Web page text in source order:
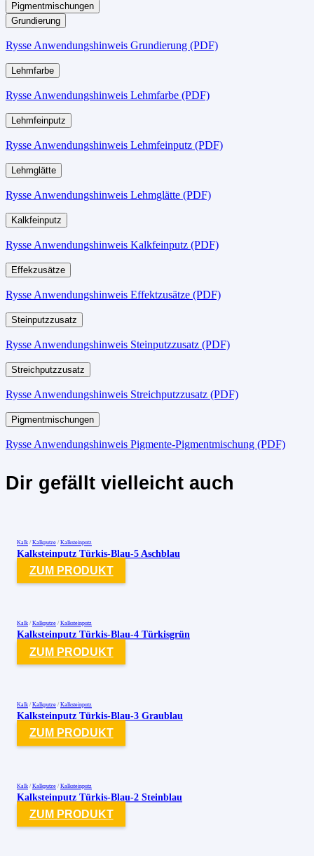
Pigmentmischungen
Grundierung
Rysse Anwendungshinweis Grundierung (PDF)
Lehmfarbe
Rysse Anwendungshinweis Lehmfarbe (PDF)
Lehmfeinputz
Rysse Anwendungshinweis Lehmfeinputz (PDF)
Lehmglätte
Rysse Anwendungshinweis Lehmglätte (PDF)
Kalkfeinputz
Rysse Anwendungshinweis Kalkfeinputz (PDF)
Effekzusätze
Rysse Anwendungshinweis Effektzusätze (PDF)
Steinputzzusatz
Rysse Anwendungshinweis Steinputzzusatz (PDF)
Streichputzzusatz
Rysse Anwendungshinweis Streichputzzusatz (PDF)
Pigmentmischungen
Rysse Anwendungshinweis Pigmente-Pigmentmischung (PDF)
Dir gefällt vielleicht auch
Kalk / Kalkputze / Kalksteinputz
Kalksteinputz Türkis-Blau-5 Aschblau
ZUM PRODUKT
Kalk / Kalkputze / Kalksteinputz
Kalksteinputz Türkis-Blau-4 Türkisgrün
ZUM PRODUKT
Kalk / Kalkputze / Kalksteinputz
Kalksteinputz Türkis-Blau-3 Graublau
ZUM PRODUKT
Kalk / Kalkputze / Kalksteinputz
Kalksteinputz Türkis-Blau-2 Steinblau
ZUM PRODUKT